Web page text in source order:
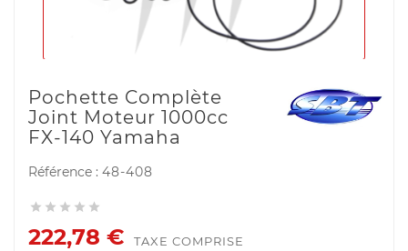
Pochette Complète
Joint Moteur 1000cc
FX-140 Yamaha
Référence : 48-408
    
222,78 € TAXE COMPRISE